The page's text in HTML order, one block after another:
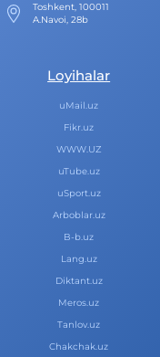
Toshkent, 100011
A.Navoi, 28b
Loyihalar
uMail.uz
Fikr.uz
WWW.UZ
uTube.uz
uSport.uz
Arboblar.uz
B-b.uz
Lang.uz
Diktant.uz
Meros.uz
Tanlov.uz
Chakchak.uz